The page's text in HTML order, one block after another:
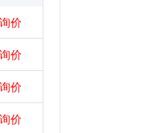
询价
询价
询价
询价